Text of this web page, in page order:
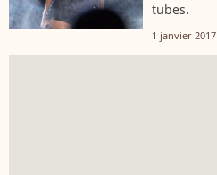
tubes.
1 janvier 2017